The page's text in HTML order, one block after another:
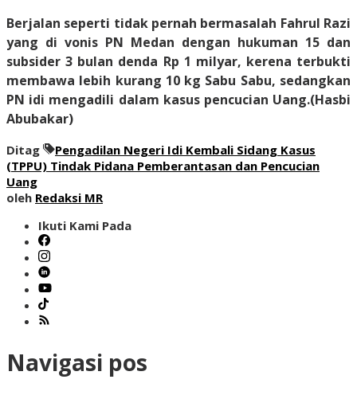
Berjalan seperti tidak pernah bermasalah Fahrul Razi
yang di vonis PN Medan dengan hukuman 15 dan
subsider 3 bulan denda Rp 1 milyar, kerena terbukti
membawa lebih kurang 10 kg Sabu Sabu, sedangkan
PN idi mengadili dalam kasus pencucian Uang.(Hasbi
Abubakar)
Ditag
Pengadilan Negeri Idi Kembali Sidang Kasus
(TPPU) Tindak Pidana Pemberantasan dan Pencucian
Uang
oleh Redaksi MR
Ikuti Kami Pada
Navigasi pos